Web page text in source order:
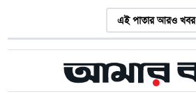
এই পাতার আরও খবর